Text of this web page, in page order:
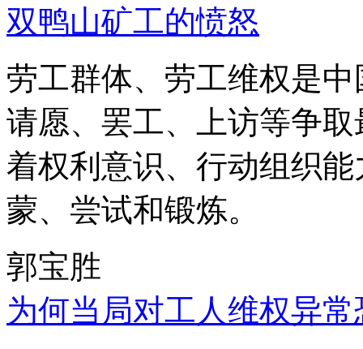
双鸭山矿工的愤怒
劳工群体、劳工维权是
请愿、罢工、上访等争
着权利意识、行动组织
蒙、尝试和锻炼。
郭宝胜
为何当局对工人维权异